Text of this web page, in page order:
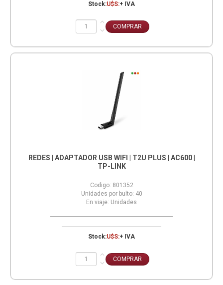
Stock:U$S:+ IVA
REDES | ADAPTADOR USB WIFI | T2U PLUS | AC600 |
TP-LINK
Codigo: 801352
Unidades por bulto: 40
En viaje: Unidades
Stock:U$S:+ IVA